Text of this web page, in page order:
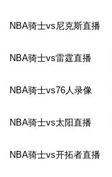
NBA骑士vs尼克斯直播
NBA骑士vs雷霆直播
NBA骑士vs76人录像
NBA骑士vs太阳直播
NBA骑士vs开拓者直播